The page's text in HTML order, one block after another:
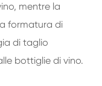
mentre la
formatura di
di taglio
bottiglie di vino.